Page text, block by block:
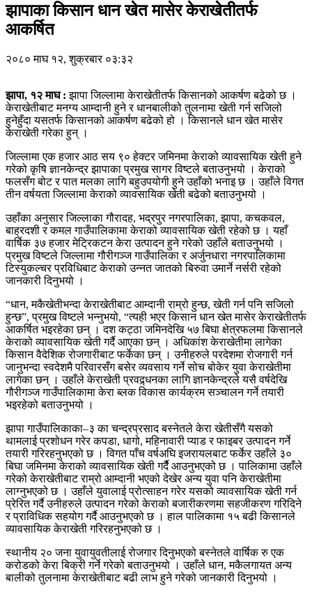
झापाका किसान धान खेत मासेर केराखेतीतर्फ
आकर्षित
२०८० माघ १२, शुक्रबार ०३:३२
झापा, १२ माघ : झापा जिल्लामा केराखेतीतर्फ किसानको आकर्षण बढेको छ ।
केराखेतीबाट मनग्य आम्दानी हुने र धानबालीको तुलनामा खेती गर्न सजिलो
हुनेहुँदा यसतर्फ किसानको आकर्षण बढेको हो । किसानले धान खेत मासेर
केराखेती गरेका हुन् ।
जिल्लामा एक हजार आठ सय ९० हेक्टर जमिनमा केराको व्यावसायिक खेती हुने
गरेको कृषि ज्ञानकेन्द्र झापाका प्रमुख सागर विष्टले बताउनुभयो । केराको
फलसँग बोट र पात मलका लागि बहुउपयोगी हुने उहाँको भनाइ छ । उहाँले विगत
तीन वर्षयता जिल्लामा केराको व्यावसायिक खेती बढेको बताउनुभयो ।
उहाँका अनुसार जिल्लाका गौरादह, भद्रपुर नगरपालिका, झापा, कचकवल,
बाह्रदशी र कमल गाउँपालिकामा केराको व्यावसायिक खेती रहेको छ । यहाँ
वार्षिक ३७ हजार मेट्रिकटन केरा उत्पादन हुने गरेको उहाँले बताउनुभयो ।
प्रमुख विष्टले जिल्लामा गौरीगञ्ज गाउँपालिका र अर्जुनधारा नगरपालिकामा
टिस्युकल्चर प्रविधिबाट केराको उन्नत जातको बिरुवा उमार्ने नर्सरी रहेको
जानकारी दिनुभयो ।
“धान, मकैखेतीभन्दा केराखेतीबाट आम्दानी राम्रो हुन्छ, खेती गर्न पनि सजिलो
हुन्छ”, प्रमुख विष्टले भन्नुभयो, “त्यही भएर किसान धान खेत मासेर केराखेतीतर्फ
आकर्षित भइरहेका छन् । दश कट्ठा जमिनदेखि ५७ बिघा क्षेत्रफलमा किसानले
केराको व्यावसायिक खेती गर्दै आएका छन् । अधिकांश केराखेतीमा लागेका
किसान वैदेशिक रोजगारीबाट फर्केका छन् । उनीहरुले परदेशमा रोजगारी गर्न
जानुभन्दा स्वदेशमै परिवारसँग बसेर व्यवसाय गर्ने सोच बोकेर युवा केराखेतीमा
लागेका छन् । उहाँले केराखेती प्रवद्र्धनका लागि ज्ञानकेन्द्रले यसै वर्षदेखि
गौरीगञ्ज गाउँपालिकामा केरा ब्लक विकास कार्यक्रम सञ्चालन गर्ने तयारी
भइरहेको बताउनुभयो ।
झापा गाउँपालिकाका–३ का चन्द्रप्रसाद बस्नेतले केरा खेतीसँगै यसको
थामलाई प्रशोधन गरेर कपडा, धागो, महिनावारी प्याड र फाइबर उत्पादन गर्ने
तयारी गरिरहनुभएको छ । विगत पाँच वर्षअघि इजरायलबाट फर्केर उहाँले ३०
बिघा जमिनमा केराको व्यावसायिक खेती गर्दैै आउनुभएको छ । पालिकामा उहाँले
गरेको केराखेतीबाट राम्रो आम्दानी भएको देखेर अन्य युवा पनि केराखेतीमा
लाग्नुभएको छ । उहाँले युवालाई प्रोत्साहन गरेर यसको व्यावसायिक खेती गर्न
प्रेरित गर्दै उनीहरुले उत्पादन गरेको केराको बजारीकरणमा सहजीकरण गरिदिने
र प्राविधिक सहयोग गर्दै आउनुभएको छ । हाल पालिकामा १५ बढी किसानले
व्यावसायिक केराखेती गरिरहनुभएको छ ।
स्थानीय २० जना युवायुवतीलाई रोजगार दिनुभएको बस्नेतले वार्षिक रु एक
करोडको केरा बिक्री गर्ने गरेको बताउनुभयो । उहाँले धान, मकैलगायत अन्य
बालीको तुलनामा केराखेतीबाट बढी लाभ हुने गरेको जानकारी दिनुभयो ।